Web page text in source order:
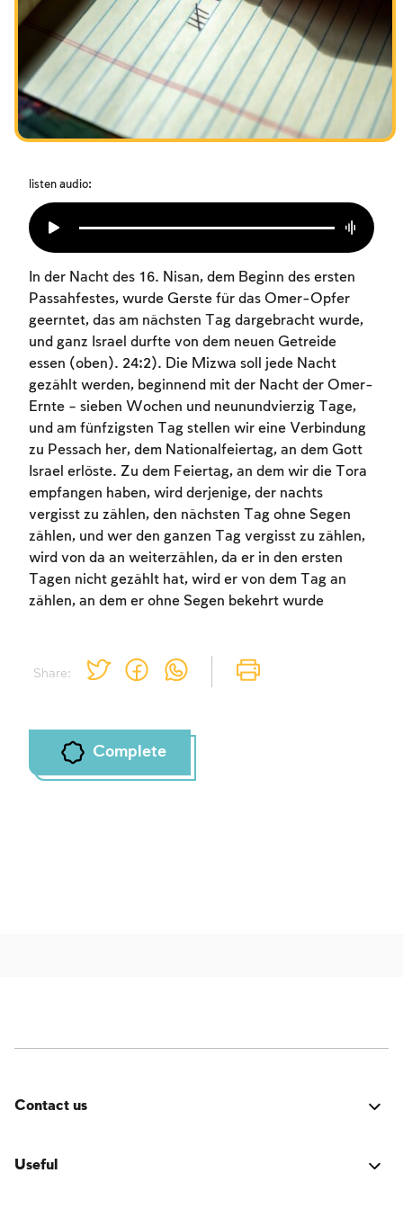
Das Fasten der Zerstörung
Amtseinführung
Purim
listen audio:
Share:
In der Nacht des 16. Nisan, dem Beginn des ersten
Passahfestes, wurde Gerste für das Omer-Opfer
geerntet, das am nächsten Tag dargebracht wurde,
und ganz Israel durfte von dem neuen Getreide
essen (oben). 24:2). Die Mizwa soll jede Nacht
gezählt werden, beginnend mit der Nacht der Omer-
Ernte – sieben Wochen und neunundvierzig Tage,
und am fünfzigsten Tag stellen wir eine Verbindung
zu Pessach her, dem Nationalfeiertag, an dem Gott
Israel erlöste. Zu dem Feiertag, an dem wir die Tora
empfangen haben, wird derjenige, der nachts
vergisst zu zählen, den nächsten Tag ohne Segen
zählen, und wer den ganzen Tag vergisst zu zählen,
wird von da an weiterzählen, da er in den ersten
Tagen nicht gezählt hat, wird er von dem Tag an
zählen, an dem er ohne Segen bekehrt wurde
Complete
Account required
To mark concepts as learned, you'll need
to create an account or log in.
Contact us
Useful